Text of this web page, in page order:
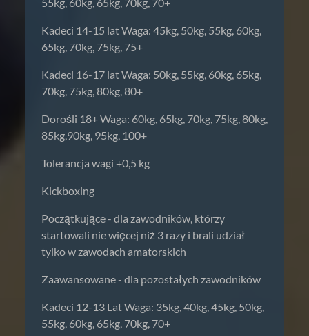
55kg, 60kg, 65kg, 70kg, 70+
Kadeci 14-15 lat Waga: 45kg, 50kg, 55kg, 60kg,
65kg, 70kg, 75kg, 75+
Kadeci 16-17 lat Waga: 50kg, 55kg, 60kg, 65kg,
70kg, 75kg, 80kg, 80+
Dorośli 18+ Waga: 60kg, 65kg, 70kg, 75kg, 80kg,
85kg,90kg, 95kg, 100+
Tolerancja wagi +0,5 kg
Kickboxing
Początkujące - dla zawodników, którzy
startowali nie więcej niż 3 razy i brali udział
tylko w zawodach amatorskich
Zaawansowane - dla pozostałych zawodników
Kadeci 12-13 Lat Waga: 35kg, 40kg, 45kg, 50kg,
55kg, 60kg, 65kg, 70kg, 70+